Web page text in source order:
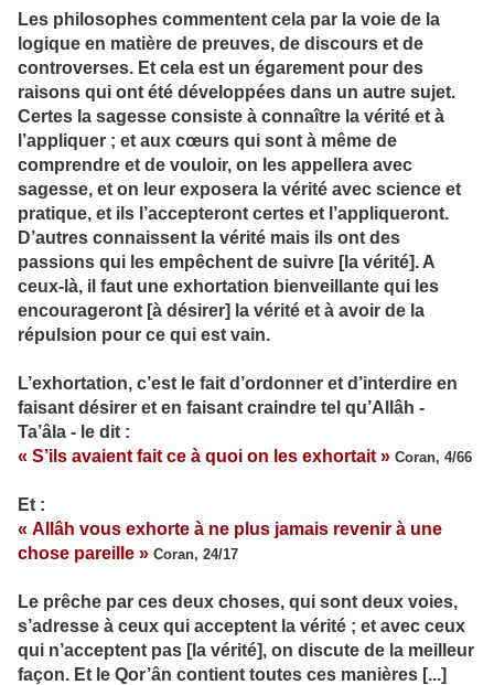
Les philosophes commentent cela par la voie de la
logique en matière de preuves, de discours et de
controverses. Et cela est un égarement pour des
raisons qui ont été développées dans un autre sujet.
Certes la sagesse consiste à connaître la vérité et à
l’appliquer ; et aux cœurs qui sont à même de
comprendre et de vouloir, on les appellera avec
sagesse, et on leur exposera la vérité avec science et
pratique, et ils l’accepteront certes et l’appliqueront.
D’autres connaissent la vérité mais ils ont des
passions qui les empêchent de suivre [la vérité]. A
ceux-là, il faut une exhortation bienveillante qui les
encourageront [à désirer] la vérité et à avoir de la
répulsion pour ce qui est vain.
L’exhortation, c’est le fait d’ordonner et d’interdire en
faisant désirer et en faisant craindre tel qu’Allâh -
Ta’âla - le dit :
« S’ils avaient fait ce à quoi on les exhortait » Coran, 4/66
Et :
« Allâh vous exhorte à ne plus jamais revenir à une
chose pareille » Coran, 24/17
Le prêche par ces deux choses, qui sont deux voies,
s’adresse à ceux qui acceptent la vérité ; et avec ceux
qui n’acceptent pas [la vérité], on discute de la meilleur
façon. Et le Qor’ân contient toutes ces manières [...]